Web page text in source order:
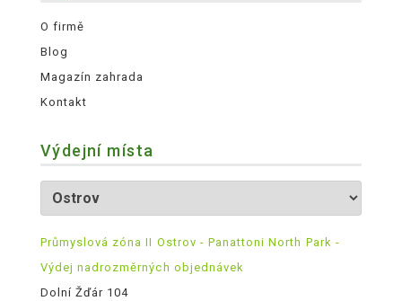
O firmě
Blog
Magazín zahrada
Kontakt
Výdejní místa
Průmyslová zóna II Ostrov - Panattoni North Park -
Výdej nadrozměrných objednávek
Dolní Žďár 104